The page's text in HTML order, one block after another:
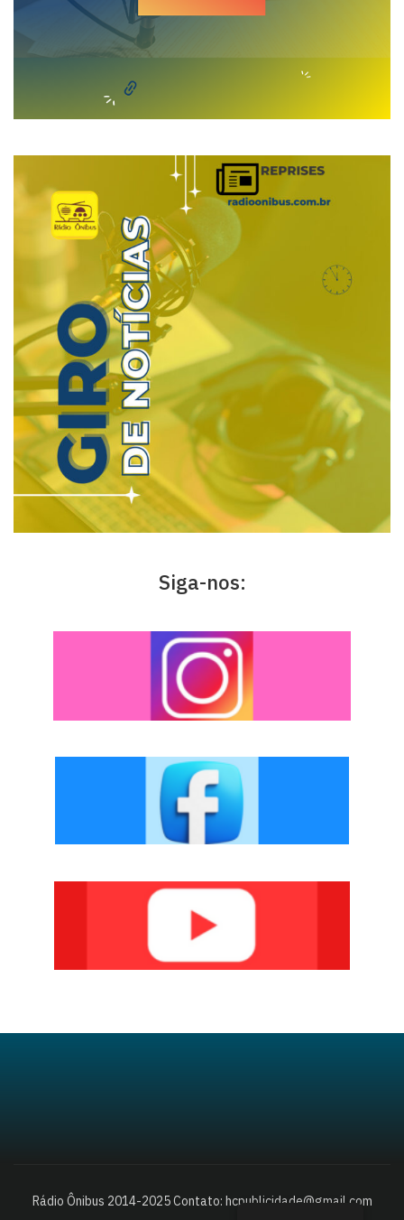
Siga-nos:
Rádio Ônibus 2014-2025 Contato: hcpublicidade@gmail.com